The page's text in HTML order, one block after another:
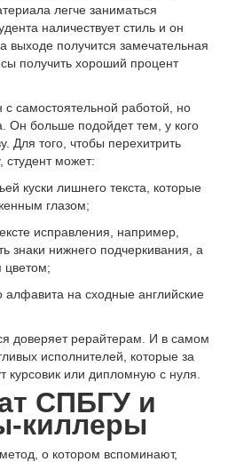
легче заниматься
наличествует стиль и он
выходе получится замечательная
получить хороший процент
с самостоятельной работой, но
Он больше подойдет тем, у кого
Для того, чтобы перехитрить
может:
куски лишнего текста, которые
глазом;
исправления, например,
знаки нижнего подчеркивания, а
цветом;
алфавита на сходные английские
доверяет рерайтерам. И в самом
исполнителей, которые за
или дипломную с нуля.
СПБГУ и
киллеры
о котором вспоминают,